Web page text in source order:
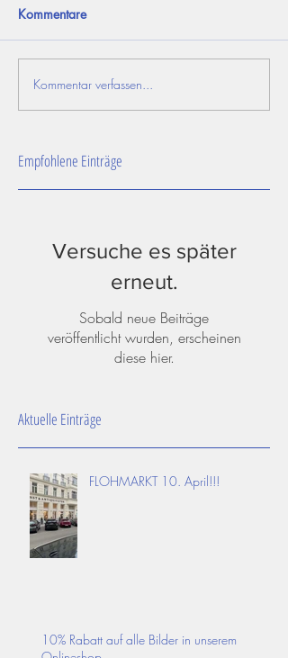
Kommentare
Kommentar verfassen...
Empfohlene Einträge
Versuche es später
erneut.
Sobald neue Beiträge
veröffentlicht wurden, erscheinen
diese hier.
Aktuelle Einträge
FLOHMARKT 10. April!!!
10% Rabatt auf alle Bilder in unserem